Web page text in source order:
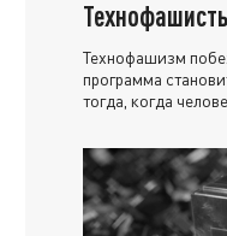
Технофашизм
программа
тогда, когда